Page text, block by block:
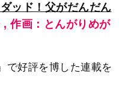
ッド！父がだんだん
, 作画：とんがりめが
で好評を博した連載を